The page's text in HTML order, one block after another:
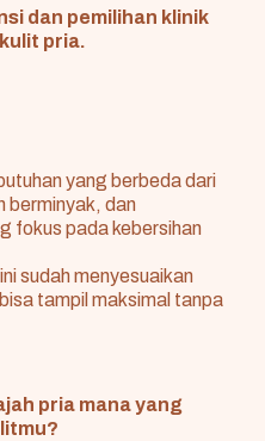
dan pemilihan klinik
pria.
yang berbeda dari
berminyak, dan
fokus pada kebersihan
sudah menyesuaikan
tampil maksimal tanpa
pria mana yang